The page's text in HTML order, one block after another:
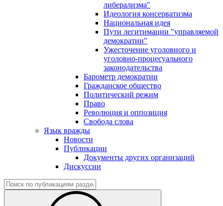
либерализма"
Идеология консерватизма
Национальная идея
Пути легитимации "управляемой
демократии"
Ужесточение уголовного и
уголовно-процесуального
законодательства
Барометр демократии
Гражданское общество
Политический режим
Право
Революция и оппозиция
Свобода слова
Язык вражды
Новости
Публикации
Документы других организаций
Дискуссии